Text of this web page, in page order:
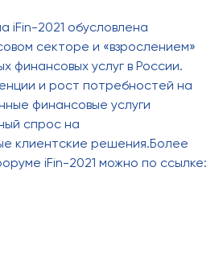
iFin-2021 обусловлена
секторе и «взрослением»
финансовых услуг в России.
и рост потребностей на
финансовые услуги
спрос на
клиентские решения.Более
iFin-2021 можно по ссылке: